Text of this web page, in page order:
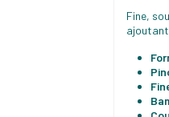
Fine,
ajoutant